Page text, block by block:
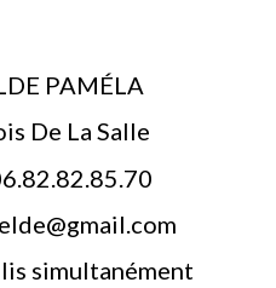
PAMÉLA
De La Salle
simultanément